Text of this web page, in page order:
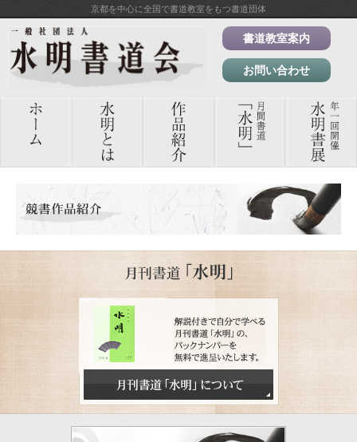
京都を中心に全国で書道教室をもつ書道団体
書道教室案内
お問い合わせ